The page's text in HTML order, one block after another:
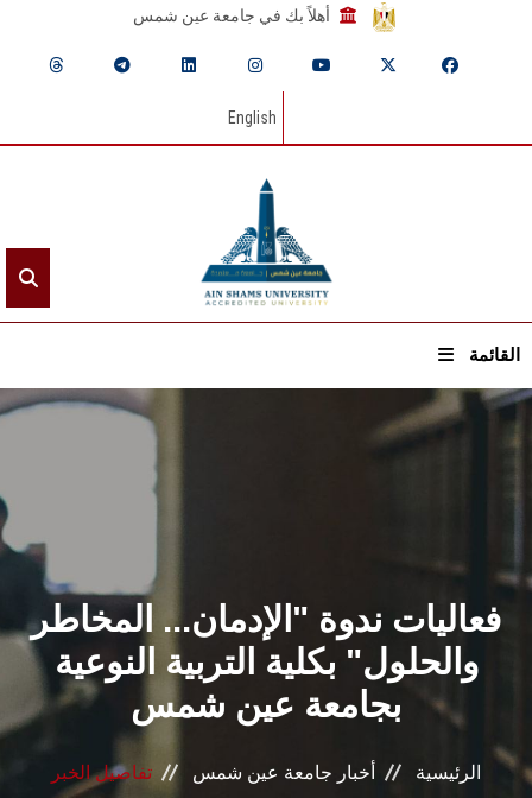
أهلاً بك في جامعة عين شمس
English
القائمة
الرئيسيـة
القطاعـات
الشئون الأكاديمية
البحث العلمي
فعاليات ندوة "الإدمان... المخاطر
والحلول" بكلية التربية النوعية
بجامعة عين شمس
الرئيسية أخبار جامعة عين شمس تفاصيل الخبر